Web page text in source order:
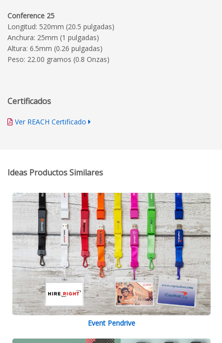
Conference 25
Longitud: 520mm (20.5 pulgadas)
Anchura: 25mm (1 pulgadas)
Altura: 6.5mm (0.26 pulgadas)
Peso: 22.00 gramos (0.8 Onzas)
Certificados
Ver REACH Certificado
Ideas Productos Similares
Event Pendrive